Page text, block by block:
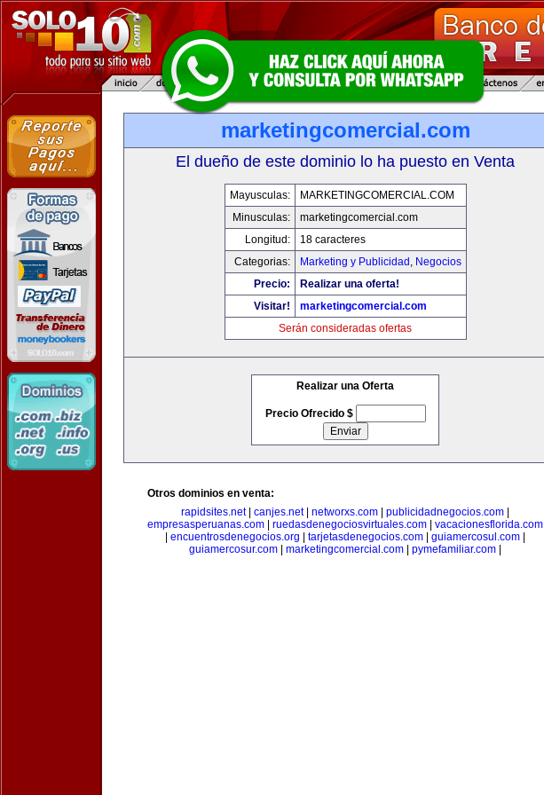
marketingcomercial.com
El dueño de este dominio lo ha puesto en Venta
Mayusculas:
MARKETINGCOMERCIAL.COM
Minusculas:
marketingcomercial.com
Longitud:
18 caracteres
Categorias:
Marketing y Publicidad , Negocios
Precio:
Realizar una oferta!
Visitar!
marketingcomercial.com
Serán consideradas ofertas
Realizar una Oferta
Precio Ofrecido $
Otros dominios en venta:
rapidsites.net| canjes.net| networxs.com publicidadnegocios.com
empresasperuanas.com
ruedasdenegociosvirtuales.com
vacacionesflorida.com
encuentrosdenegocios.org tarjetasdenegocios.com guiamercosul.com
guiamercosur.com
marketingcomercial.com pymefamiliar.com